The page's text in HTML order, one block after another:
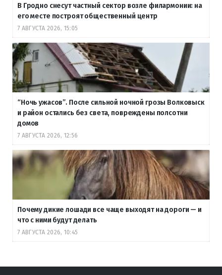
В Гродно снесут частный сектор возле филармонии: на
его месте построят общественный центр
7 АВГУСТА 2026, 15:05
“Ночь ужасов”. После сильной ночной грозы Волковыск
и район остались без света, повреждены полсотни
домов
7 АВГУСТА 2026, 12:56
Почему дикие лошади все чаще выходят на дороги — и
что с ними будут делать
7 АВГУСТА 2026, 10:45